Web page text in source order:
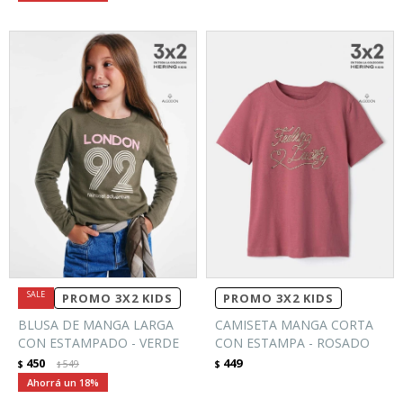
PROMO 3X2 KIDS
BLUSA DE MANGA LARGA
CON ESTAMPADO - VERDE
$ 450 $549
18
PROMO 3X2 KIDS
CAMISETA MANGA CORTA
CON ESTAMPA - ROSADO
$ 449